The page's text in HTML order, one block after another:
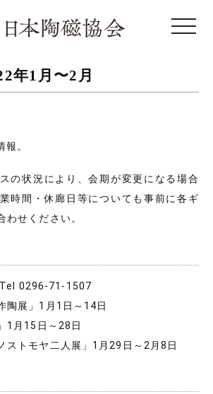
toggle
年1月〜2月
。
の状況により、会期が変更になる場合
時間・休廊日等についても事前に各ギ
わせください。
Tel 0296-71-1507
陶展」1月1日～14日
1月15日～28日
ストモヤ二人展」1月29日～2月8日